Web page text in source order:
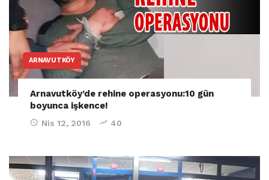
ARNAVUTKÖY
Arnavutköy’de rehine operasyonu:10 gün
boyunca işkence!
Nis 12, 2016 40